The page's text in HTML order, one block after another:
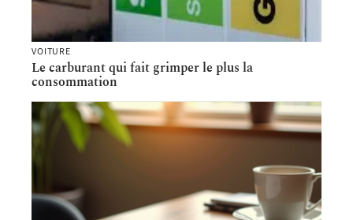
VOITURE
Le carburant qui fait grimper le plus la
consommation